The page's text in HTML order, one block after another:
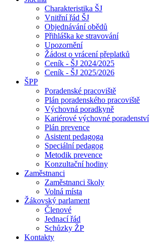
Charakteristika ŠJ
Vnitřní řád ŠJ
Objednávání obědů
Přihláška ke stravování
Upozornění
Žádost o vrácení přeplatků
Ceník - ŠJ 2024/2025
Ceník - ŠJ 2025/2026
ŠPP
Poradenské pracoviště
Plán poradenského pracoviště
Výchovná poradkyně
Kariérové výchovné poradenství
Plán prevence
Asistent pedagoga
Speciální pedagog
Metodik prevence
Konzultační hodiny
Zaměstnanci
Zaměstnanci školy
Volná místa
Žákovský parlament
Členové
Jednací řád
Schůzky ŽP
Kontakty